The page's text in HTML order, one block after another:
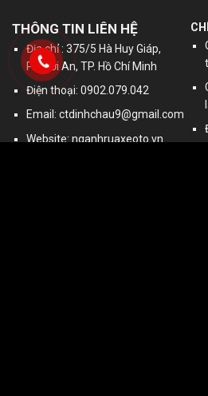
THÔNG TIN LIÊN HỆ
Địa chỉ : 375/5 Hà Huy Giáp,
P. Thới An, TP. Hồ Chí Minh
Điện thoại: 0902.079.042
Email:ctdinhchau9@gmail.com
Website: nganhruaxeoto.vn